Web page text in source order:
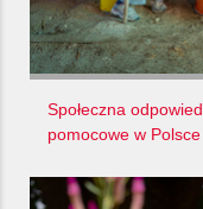
Społeczna
pomocowe w Polsce